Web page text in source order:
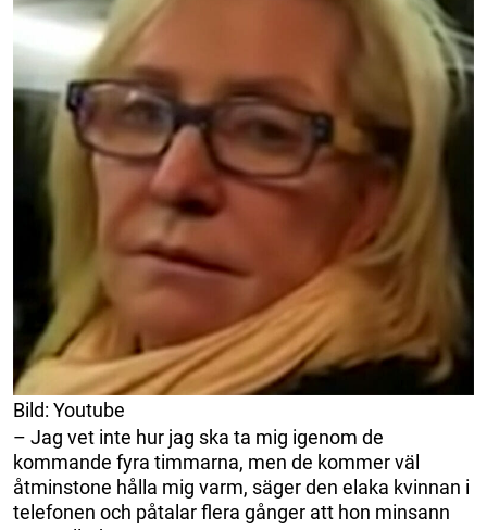
Bild: Youtube
– Jag vet inte hur jag ska ta mig igenom de
kommande fyra timmarna, men de kommer väl
åtminstone hålla mig varm, säger den elaka kvinnan i
telefonen och påtalar flera gånger att hon minsann